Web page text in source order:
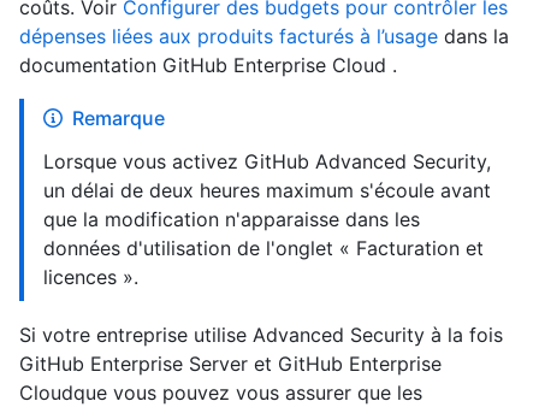
coûts. Voir Configurer des budgets pour contrôler les
dépenses liées aux produits facturés à l’usage dans la
documentation GitHub Enterprise Cloud .
Remarque
Lorsque vous activez GitHub Advanced Security,
un délai de deux heures maximum s'écoule avant
que la modification n'apparaisse dans les
données d'utilisation de l'onglet « Facturation et
licences ».
Si votre entreprise utilise Advanced Security à la fois
GitHub Enterprise Server et GitHub Enterprise
Cloudque vous pouvez vous assurer que les